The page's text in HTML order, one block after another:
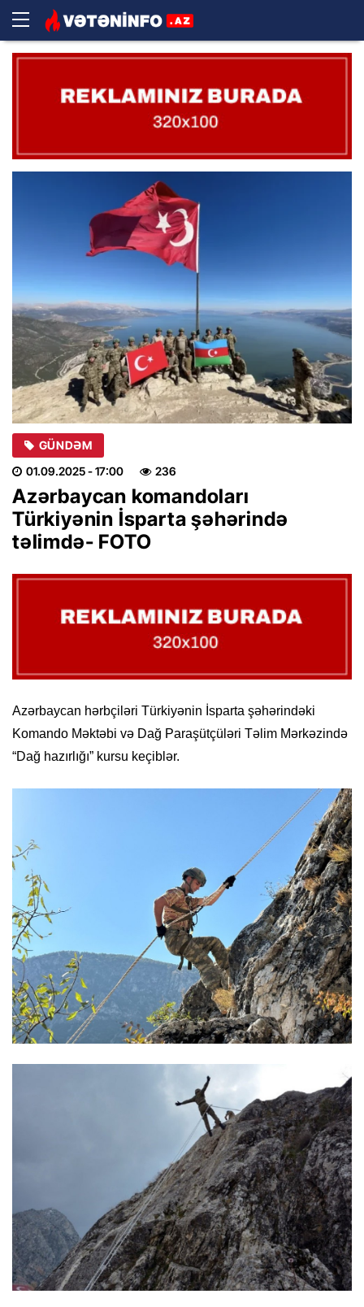
GÜNDƏM
01.09.2025- 17:00 236
Azərbaycan komandoları
Türkiyənin İsparta şəhərində
təlimdə- FOTO
Azərbaycan hərbçiləri Türkiyənin İsparta şəhərindəki
Komando Məktəbi və Dağ Paraşütçüləri Təlim Mərkəzində
“Dağ hazırlığı” kursu keçiblər.